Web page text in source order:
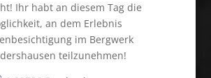
Ihr habt an diesem Tag die
an dem Erlebnis
im Bergwerk
teilzunehmen!